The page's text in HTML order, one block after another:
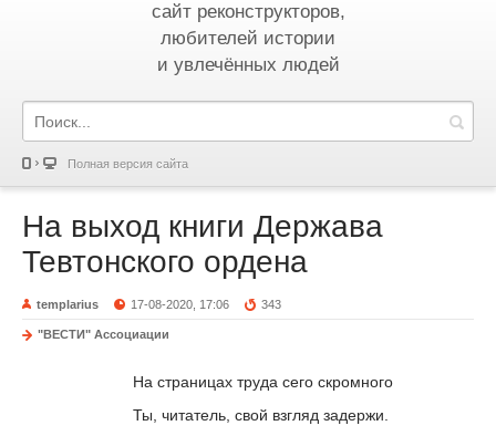
сайт реконструкторов,
любителей истории
и увлечённых людей
Полная версия сайта
На выход книги Держава
Тевтонского ордена
templarius 17-08-2020, 17:06 343
"ВЕСТИ" Ассоциации
На страницах труда сего скромного
Ты, читатель, свой взгляд задержи.